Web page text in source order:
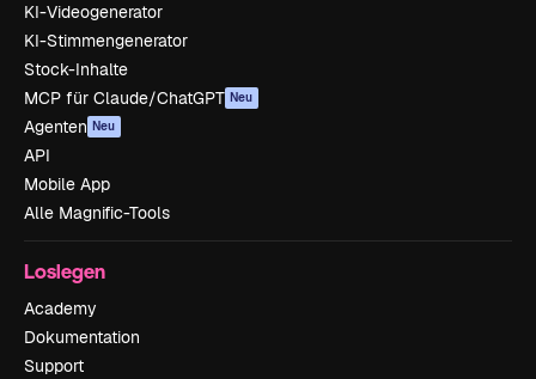
KI-Videogenerator
KI-Stimmengenerator
Stock-Inhalte
MCP für Claude/ChatGPT Neu
Agenten Neu
API
Mobile App
Alle Magnific-Tools
Loslegen
Academy
Dokumentation
Support